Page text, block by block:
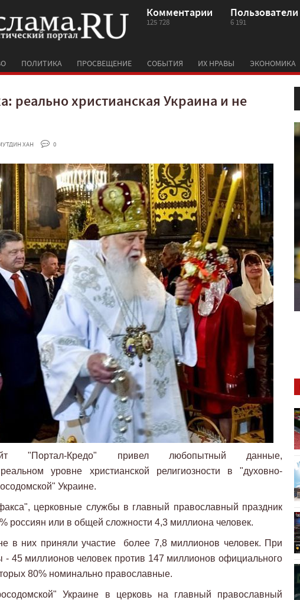
Комментарии
125 728
Пользователи
6 191
ПОЛИТИКА ПРОСВЕЩЕНИЕ СОБЫТИЯ ИХ НРАВЫ ЭКОНОМИКА
реально христианская Украина и не
ХАН 0
"Портал-Кредо" привел любопытный данные,
уровне христианской религиозности в "духовно-
Украине.
церковные службы в главный православный праздник
россиян или в общей сложности 4,3 миллиона человек.
в них приняли участие более 7,8 миллионов человек. При
- 45 миллионов человек против 147 миллионов официального
80% номинально православные.
Украине в церковь на главный православный